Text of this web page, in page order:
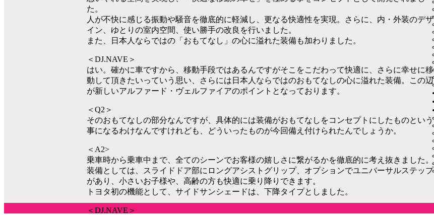
た。
人が不快に感じる振動や騒音を徹底的に軽減し、更なる快適性を実現。さらに、内・外装のデザ
イン、ゆとりの室内空間、使い勝手の改良を行いました。
また、日本人ならではの「おもてなし」の心に溢れた装備も加わりました。
＜DJ.NAVE＞
はい。確かに車ですから、移動手段ではあるんですがそこをこだわって快適に、さらに幸せに移
動して頂きたいっていう思い、さらには日本人ならではのおもてなしの心に溢れた装備。この辺
が新しいアルファード・ヴェルファイアのポイントとなっております。
＜Q2＞
そのおもてなしの部分なんですが、具体的には装備がおもてなしをコンセプトにしたものという
事になるわけなんですけれども、どういったものが今回備え付けられたんでしょうか。
＜A2>
乗車時から乗車中まで、全てのシーンでお客様の嬉しさに繋がるかを徹底的に考え抜きました。
装備としては、スライドドア部にロングアシストグリップ、オプションでユニバーサルステップ
があり、小さいお子様や、高齢の方も快適に乗り降りできます。
トヨタ初の機能として、サイドサンシェードは、下降タイプとしました。
＜DJ.NAVE＞